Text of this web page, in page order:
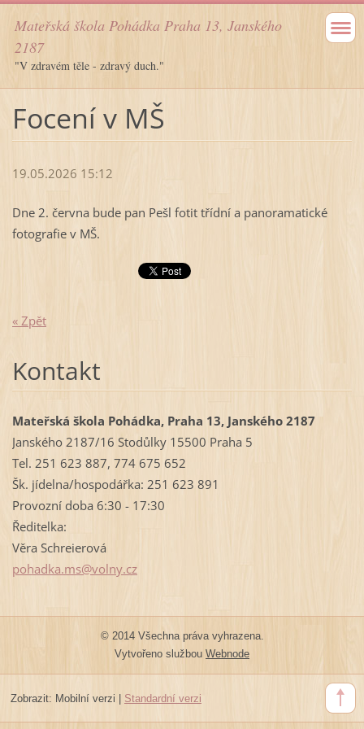
Mateřská škola Pohádka Praha 13, Janského
2187
"V zdravém těle - zdravý duch."
Focení v MŠ
19.05.2026 15:12
Dne 2. června bude pan Pešl fotit třídní a panoramatické
fotografie v MŠ.
« Zpět
Kontakt
Mateřská škola Pohádka, Praha 13, Janského 2187
Janského 2187/16 Stodůlky 15500 Praha 5
Tel. 251 623 887, 774 675 652
Šk. jídelna/hospodářka: 251 623 891
Provozní doba 6:30 - 17:30
Ředitelka:
Věra Schreierová
pohadka.ms@volny.cz
© 2014 Všechna práva vyhrazena.
Vytvořeno službou Webnode
Zobrazit: Mobilní verzi Standardní verzi